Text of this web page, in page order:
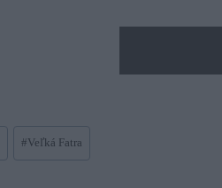
#Veľká Fatra